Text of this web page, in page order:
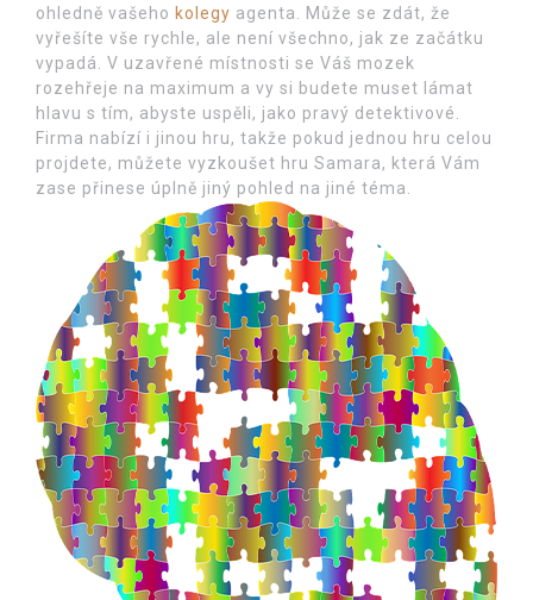
ohledně vašeho kolegy agenta. Může se zdát, že
vyřešíte vše rychle, ale není všechno, jak ze začátku
vypadá. V uzavřené místnosti se Váš mozek
rozehřeje na maximum a vy si budete muset lámat
hlavu s tím, abyste uspěli, jako pravý detektivové.
Firma nabízí i jinou hru, takže pokud jednou hru celou
projdete, můžete vyzkoušet hru Samara, která Vám
zase přinese úplně jiný pohled na jiné téma.